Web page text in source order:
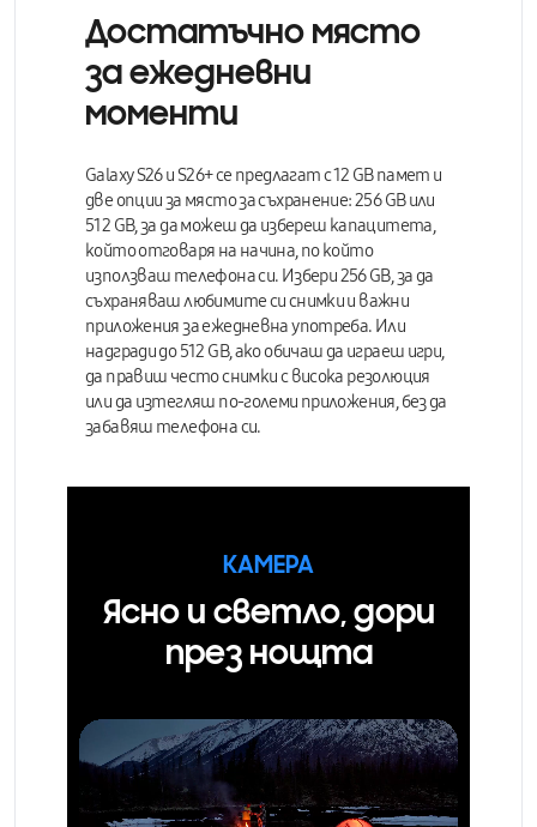
Достатъчно място
за ежедневни
моменти
Galaxy S26 и S26+ се предлагат с 12 GB памет и
две опции за място за съхранение: 256 GB или
512 GB, за да можешда избереш капацитета,
който отговаря на начина, по който
използваш телефона си.Избери 256 GB, за да
съхраняваш любимите си снимки и важни
приложения за ежедневна употреба. Или
надгради до 512 GB, ако обичаш да играеш игри,
да правиш често снимки с висока резолюция
или да изтегляш по-големи приложения, без да
забавяш телефона си.
Ясно и светло, дори
през нощта
КАМЕРА